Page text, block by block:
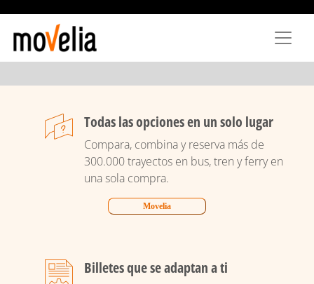
principal
Todas las opciones en un solo lugar
Compara, combina y reserva más de
300.000 trayectos en bus, tren y ferry en
una sola compra.
Movelia
Billetes que se adaptan a ti